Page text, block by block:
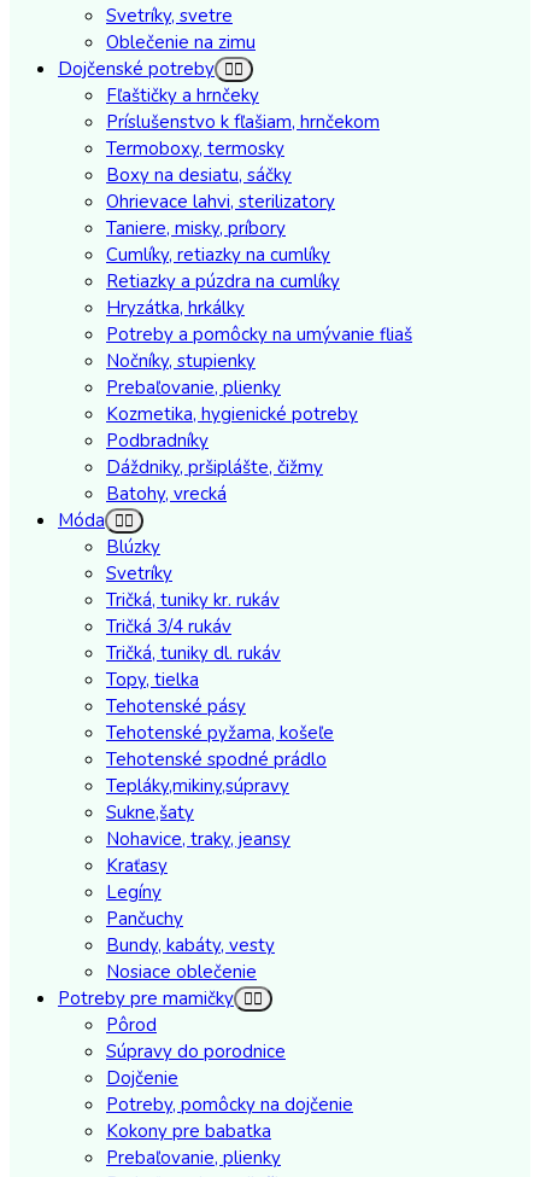
Svetríky, svetre
Oblečenie na zimu
Dojčenské potreby
Fľaštičky a hrnčeky
Príslušenstvo k fľašiam, hrnčekom
Termoboxy, termosky
Boxy na desiatu, sáčky
Ohrievace lahvi, sterilizatory
Taniere, misky, príbory
Cumlíky, retiazky na cumlíky
Retiazky a púzdra na cumlíky
Hryzátka, hrkálky
Potreby a pomôcky na umývanie fliaš
Nočníky, stupienky
Prebaľovanie, plienky
Kozmetika, hygienické potreby
Podbradníky
Dáždniky, pršiplášte, čižmy
Batohy, vrecká
Móda
Blúzky
Svetríky
Tričká, tuniky kr. rukáv
Tričká 3/4 rukáv
Tričká, tuniky dl. rukáv
Topy, tielka
Tehotenské pásy
Tehotenské pyžama, košeľe
Tehotenské spodné prádlo
Tepláky,mikiny,súpravy
Sukne,šaty
Nohavice, traky, jeansy
Kraťasy
Legíny
Pančuchy
Bundy, kabáty, vesty
Nosiace oblečenie
Potreby pre mamičky
Pôrod
Súpravy do porodnice
Dojčenie
Potreby, pomôcky na dojčenie
Kokony pre babatka
Prebaľovanie, plienky